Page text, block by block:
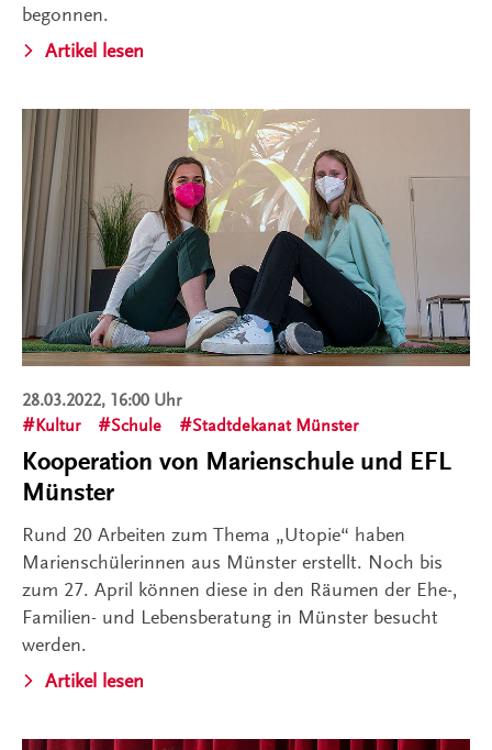
begonnen.
Artikel lesen
28.03.2022, 16:00 Uhr
Kultur
Schule Stadtdekanat Münster
Kooperation von Marienschule und EFL
Münster
Rund 20 Arbeiten zum Thema „Utopie“ haben
Marienschülerinnen aus Münster erstellt. Noch bis
zum 27. April können diese in den Räumen der Ehe-,
Familien- und Lebensberatung in Münster besucht
werden.
Artikel lesen